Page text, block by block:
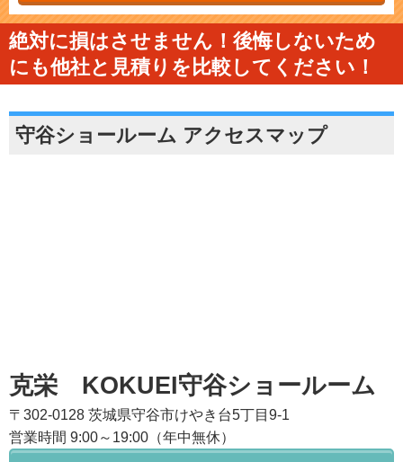
絶対に損はさせません！後悔しないため
にも他社と見積りを比較してください！
守谷ショールーム アクセスマップ
克栄 KOKUEI守谷ショールーム
〒302-0128 茨城県守谷市けやき台5丁目9-1
営業時間 9:00～19:00（年中無休）